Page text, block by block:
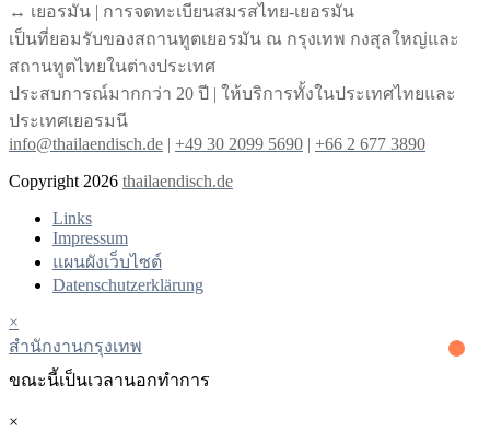
↔︎ เยอรมัน | การจดทะเบียนสมรสไทย-เยอรมัน
เป็นที่ยอมรับของสถานทูตเยอรมัน ณ กรุงเทพ กงสุลใหญ่และ
สถานทูตไทยในต่างประเทศ
ประสบการณ์มากกว่า 20 ปี | ให้บริการทั้งในประเทศไทยและ
ประเทศเยอรมนี
info@thailaendisch.de | +49 30 2099 5690 | +66 2 677 3890
Copyright 2026 thailaendisch.de
Links
Impressum
แผนผังเว็บไซต์
Datenschutzerklärung
×
สํานักงานกรุงเทพ
ขณะนี้เป็นเวลานอกทําการ
×